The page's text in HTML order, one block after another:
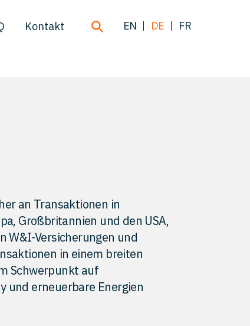
Kontakt EN DE FR
an Transaktionen in
Großbritannien und den USA,
W&I-Versicherungen und
in einem breiten
Schwerpunkt auf
erneuerbare Energien